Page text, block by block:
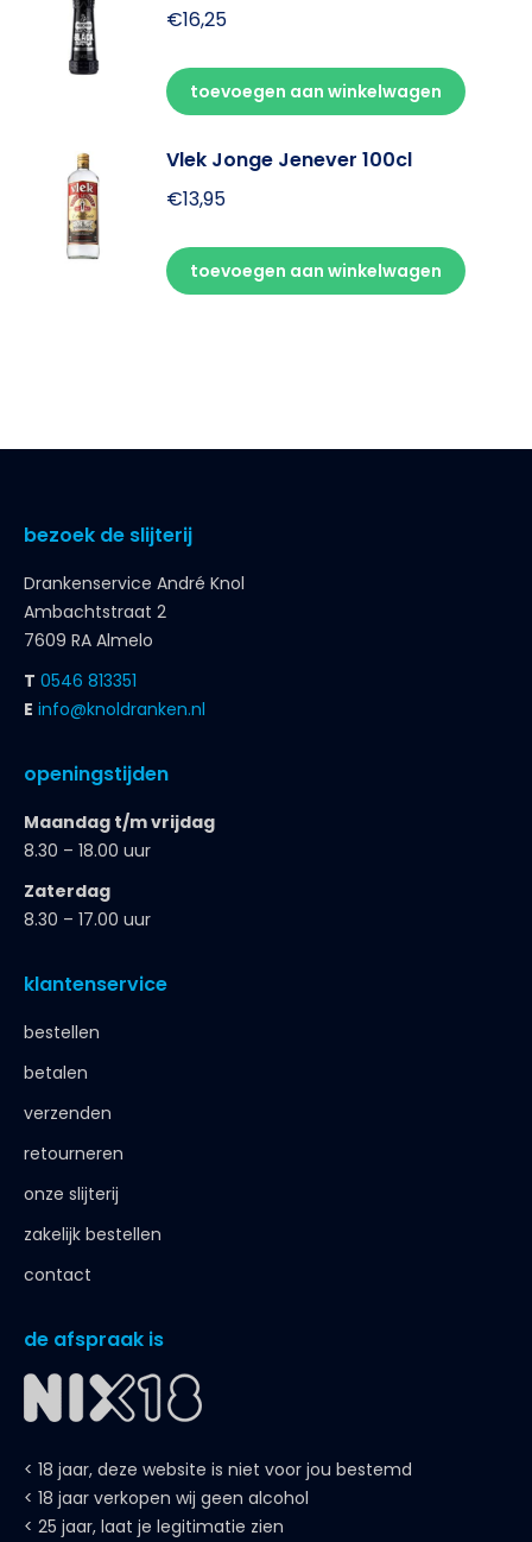
€16,25
toevoegen aan winkelwagen
Vlek Jonge Jenever 100cl
€13,95
toevoegen aan winkelwagen
bezoek de slijterij
Drankenservice André Knol
Ambachtstraat 2
7609 RA Almelo
T 0546 813351
E info@knoldranken.nl
openingstijden
Maandag t/m vrijdag
8.30 – 18.00 uur
Zaterdag
8.30 – 17.00 uur
klantenservice
bestellen
betalen
verzenden
retourneren
onze slijterij
zakelijk bestellen
contact
de afspraak is
< 18 jaar, deze website is niet voor jou bestemd
< 18 jaar verkopen wij geen alcohol
< 25 jaar, laat je legitimatie zien